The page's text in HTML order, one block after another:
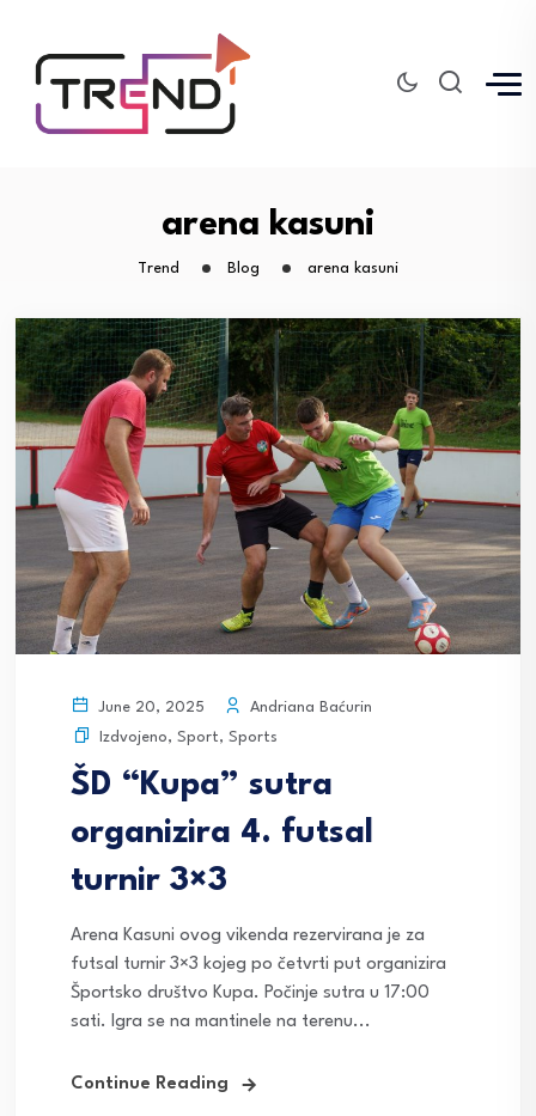
arena kasuni
Trend Blog arena kasuni
June 20, 2025
Andriana Baćurin
Izdvojeno, Sport, Sports
ŠD “Kupa” sutra
organizira 4. futsal
turnir 3×3
Arena Kasuni ovog vikenda rezervirana je za
futsal turnir 3×3 kojeg po četvrti put organizira
Športsko društvo Kupa. Počinje sutra u 17:00
sati. Igra se na mantinele na terenu...
Continue Reading